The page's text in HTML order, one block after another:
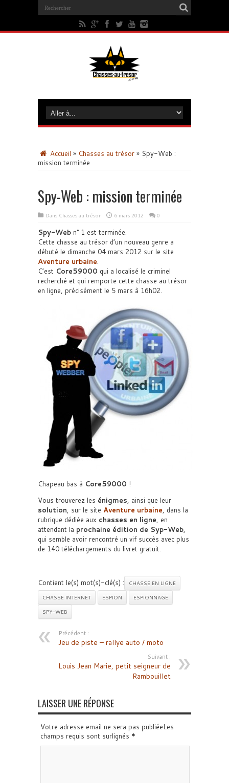
Accueil » Chasses au trésor » Spy-Web :
mission terminée
Spy-Web : mission terminée
Dans Chasses au trésor 6 mars 2012 0
Spy-Web n° 1 est terminée.
Cette chasse au trésor d’un nouveau genre a
débuté le dimanche 04 mars 2012 sur le site
Aventure urbaine.
C’est Core59000 qui a localisé le criminel
recherché et qui remporte cette chasse au trésor
en ligne, précisément le 5 mars à 16h02.
Chapeau bas à Core59000 !
Vous trouverez les énigmes, ainsi que leur
solution, sur le site Aventure urbaine, dans la
rubrique dédiée aux chasses en ligne, en
attendant la prochaine édition de Syp-Web,
qui semble avoir rencontré un vif succès avec plus
de 140 téléchargements du livret gratuit.
Contient le(s) mot(s)-clé(s) :
CHASSE EN LIGNE
CHASSE INTERNET
ESPION
ESPIONNAGE
SPY-WEB
Précédent :
Jeu de piste – rallye auto / moto
Suivant :
Louis Jean Marie, petit seigneur de
Rambouillet
LAISSER UNE RÉPONSE
Votre adresse email ne sera pas publiéeLes
champs requis sont surlignés *